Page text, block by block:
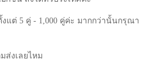
แต่ 5 คู่ - 1,000 คู่ค่ะ มากกว่านั้นกรุณา
ส่งเลยไหม